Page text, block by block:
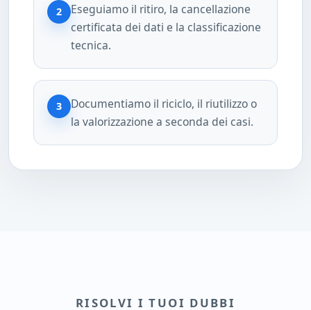
2
Eseguiamo il ritiro, la cancellazione
certificata dei dati e la classificazione
tecnica.
3
Documentiamo il riciclo, il riutilizzo o
la valorizzazione a seconda dei casi.
RISOLVI I TUOI DUBBI